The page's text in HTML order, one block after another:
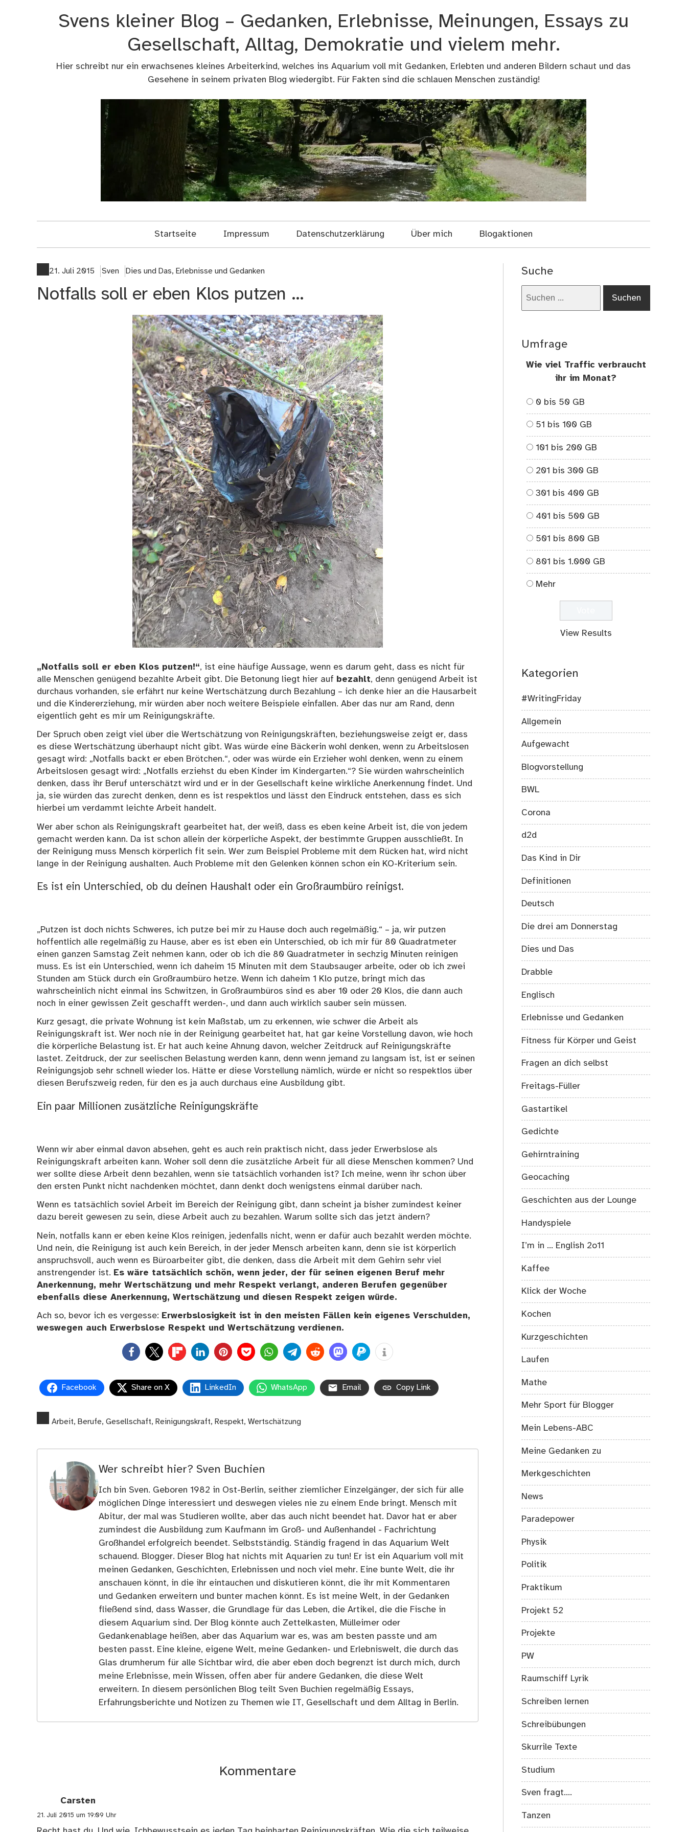
Svens kleiner Blog – Gedanken, Erlebnisse, Meinungen, Essays zu
Gesellschaft, Alltag, Demokratie und vielem mehr.
Hier schreibt nur ein erwachsenes kleines Arbeiterkind, welches ins Aquarium voll mit Gedanken, Erlebten und anderen Bildern schaut und das
Gesehene in seinem privaten Blog wiedergibt. Für Fakten sind die schlauen Menschen zuständig!
Startseite Impressum Datenschutzerklärung Über mich Blogaktionen
21. Juli 2015 Sven Dies und Das, Erlebnisse und Gedanken
Notfalls soll er eben Klos putzen …
„Notfalls soll er eben Klos putzen!“, ist eine häufige Aussage, wenn es darum geht, dass es nicht für
alle Menschen genügend bezahlte Arbeit gibt. Die Betonung liegt hier auf bezahlt, denn genügend Arbeit ist
durchaus vorhanden, sie erfährt nur keine Wertschätzung durch Bezahlung – ich denke hier an die Hausarbeit
und die Kindererziehung, mir würden aber noch weitere Beispiele einfallen. Aber das nur am Rand, denn
eigentlich geht es mir um Reinigungskräfte.
Der Spruch oben zeigt viel über die Wertschätzung von Reinigungskräften, beziehungsweise zeigt er, dass
es diese Wertschätzung überhaupt nicht gibt. Was würde eine Bäckerin wohl denken, wenn zu Arbeitslosen
gesagt wird: „Notfalls backt er eben Brötchen.“, oder was würde ein Erzieher wohl denken, wenn zu einem
Arbeitslosen gesagt wird: „Notfalls erziehst du eben Kinder im Kindergarten.“? Sie würden wahrscheinlich
denken, dass ihr Beruf unterschätzt wird und er in der Gesellschaft keine wirkliche Anerkennung findet. Und
ja, sie würden das zurecht denken, denn es ist respektlos und lässt den Eindruck entstehen, dass es sich
hierbei um verdammt leichte Arbeit handelt.
Wer aber schon als Reinigungskraft gearbeitet hat, der weiß, dass es eben keine Arbeit ist, die von jedem
gemacht werden kann. Da ist schon allein der körperliche Aspekt, der bestimmte Gruppen ausschließt. In
der Reinigung muss Mensch körperlich fit sein. Wer zum Beispiel Probleme mit dem Rücken hat, wird nicht
lange in der Reinigung aushalten. Auch Probleme mit den Gelenken können schon ein KO-Kriterium sein.
Es ist ein Unterschied, ob du deinen Haushalt oder ein Großraumbüro reinigst.
„Putzen ist doch nichts Schweres, ich putze bei mir zu Hause doch auch regelmäßig.“ – ja, wir putzen
hoffentlich alle regelmäßig zu Hause, aber es ist eben ein Unterschied, ob ich mir für 80 Quadratmeter
einen ganzen Samstag Zeit nehmen kann, oder ob ich die 80 Quadratmeter in sechzig Minuten reinigen
muss. Es ist ein Unterschied, wenn ich daheim 15 Minuten mit dem Staubsauger arbeite, oder ob ich zwei
Stunden am Stück durch ein Großraumbüro hetze. Wenn ich daheim 1 Klo putze, bringt mich das
wahrscheinlich nicht einmal ins Schwitzen, in Großraumbüros sind es aber 10 oder 20 Klos, die dann auch
noch in einer gewissen Zeit geschafft werden-, und dann auch wirklich sauber sein müssen.
Kurz gesagt, die private Wohnung ist kein Maßstab, um zu erkennen, wie schwer die Arbeit als
Reinigungskraft ist. Wer noch nie in der Reinigung gearbeitet hat, hat gar keine Vorstellung davon, wie hoch
die körperliche Belastung ist. Er hat auch keine Ahnung davon, welcher Zeitdruck auf Reinigungskräfte
lastet. Zeitdruck, der zur seelischen Belastung werden kann, denn wenn jemand zu langsam ist, ist er seinen
Reinigungsjob sehr schnell wieder los. Hätte er diese Vorstellung nämlich, würde er nicht so respektlos über
diesen Berufszweig reden, für den es ja auch durchaus eine Ausbildung gibt.
Ein paar Millionen zusätzliche Reinigungskräfte
Wenn wir aber einmal davon absehen, geht es auch rein praktisch nicht, dass jeder Erwerbslose als
Reinigungskraft arbeiten kann. Woher soll denn die zusätzliche Arbeit für all diese Menschen kommen? Und
wer sollte diese Arbeit denn bezahlen, wenn sie tatsächlich vorhanden ist? Ich meine, wenn ihr schon über
den ersten Punkt nicht nachdenken möchtet, dann denkt doch wenigstens einmal darüber nach.
Wenn es tatsächlich soviel Arbeit im Bereich der Reinigung gibt, dann scheint ja bisher zumindest keiner
dazu bereit gewesen zu sein, diese Arbeit auch zu bezahlen. Warum sollte sich das jetzt ändern?
Nein, notfalls kann er eben keine Klos reinigen, jedenfalls nicht, wenn er dafür auch bezahlt werden möchte.
Und nein, die Reinigung ist auch kein Bereich, in der jeder Mensch arbeiten kann, denn sie ist körperlich
anspruchsvoll, auch wenn es Büroarbeiter gibt, die denken, dass die Arbeit mit dem Gehirn sehr viel
anstrengender ist. Es wäre tatsächlich schön, wenn jeder, der für seinen eigenen Beruf mehr
Anerkennung, mehr Wertschätzung und mehr Respekt verlangt, anderen Berufen gegenüber
ebenfalls diese Anerkennung, Wertschätzung und diesen Respekt zeigen würde.
Ach so, bevor ich es vergesse: Erwerbslosigkeit ist in den meisten Fällen kein eigenes Verschulden,
weswegen auch Erwerbslose Respekt und Wertschätzung verdienen.
0
Facebook Share on X LinkedIn WhatsApp Email Copy Link
Arbeit, Berufe, Gesellschaft, Reinigungskraft, Respekt, Wertschätzung
Wer schreibt hier? Sven Buchien
Ich bin Sven. Geboren 1982 in Ost-Berlin, seither ziemlicher Einzelgänger, der sich für alle
möglichen Dinge interessiert und deswegen vieles nie zu einem Ende bringt. Mensch mit
Abitur, der mal was Studieren wollte, aber das auch nicht beendet hat. Davor hat er aber
zumindest die Ausbildung zum Kaufmann im Groß- und Außenhandel - Fachrichtung
Großhandel erfolgreich beendet. Selbstständig. Ständig fragend in das Aquarium Welt
schauend. Blogger. Dieser Blog hat nichts mit Aquarien zu tun! Er ist ein Aquarium voll mit
meinen Gedanken, Geschichten, Erlebnissen und noch viel mehr. Eine bunte Welt, die ihr
anschauen könnt, in die ihr eintauchen und diskutieren könnt, die ihr mit Kommentaren
und Gedanken erweitern und bunter machen könnt. Es ist meine Welt, in der Gedanken
fließend sind, dass Wasser, die Grundlage für das Leben, die Artikel, die die Fische in
diesem Aquarium sind. Der Blog könnte auch Zettelkasten, Mülleimer oder
Gedankenablage heißen, aber das Aquarium war es, was am besten passte und am
besten passt. Eine kleine, eigene Welt, meine Gedanken- und Erlebniswelt, die durch das
Glas drumherum für alle Sichtbar wird, die aber eben doch begrenzt ist durch mich, durch
meine Erlebnisse, mein Wissen, offen aber für andere Gedanken, die diese Welt
erweitern. In diesem persönlichen Blog teilt Sven Buchien regelmäßig Essays,
Erfahrungsberichte und Notizen zu Themen wie IT, Gesellschaft und dem Alltag in Berlin.
Kommentare
Carsten
21. Juli 2015 um 19:09 Uhr
Suche
Umfrage
Wie viel Traffic verbraucht
ihr im Monat?
0 bis 50 GB
51 bis 100 GB
101 bis 200 GB
201 bis 300 GB
301 bis 400 GB
401 bis 500 GB
501 bis 800 GB
801 bis 1.000 GB
Mehr
View Results
Kategorien
#WritingFriday
Allgemein
Aufgewacht
Blogvorstellung
BWL
Corona
d2d
Das Kind in Dir
Definitionen
Deutsch
Die drei am Donnerstag
Dies und Das
Drabble
Englisch
Erlebnisse und Gedanken
Fitness für Körper und Geist
Fragen an dich selbst
Freitags-Füller
Gastartikel
Gedichte
Gehirntraining
Geocaching
Geschichten aus der Lounge
Handyspiele
I’m in … English 2o11
Kaffee
Klick der Woche
Kochen
Kurzgeschichten
Laufen
Mathe
Mehr Sport für Blogger
Mein Lebens-ABC
Meine Gedanken zu
Merkgeschichten
News
Paradepower
Physik
Politik
Praktikum
Projekt 52
Projekte
PW
Raumschiff Lyrik
Schreiben lernen
Schreibübungen
Skurrile Texte
Studium
Sven fragt….
Tanzen